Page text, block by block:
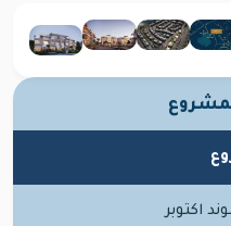
اكتوبر